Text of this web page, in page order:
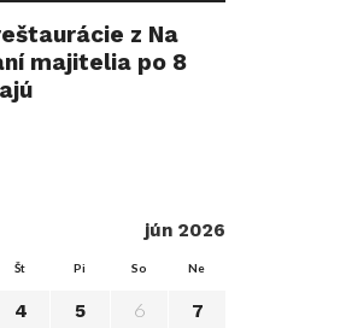
z Na
majitelia po 8
jún 2026
Št Pi So Ne
4 5 6 7